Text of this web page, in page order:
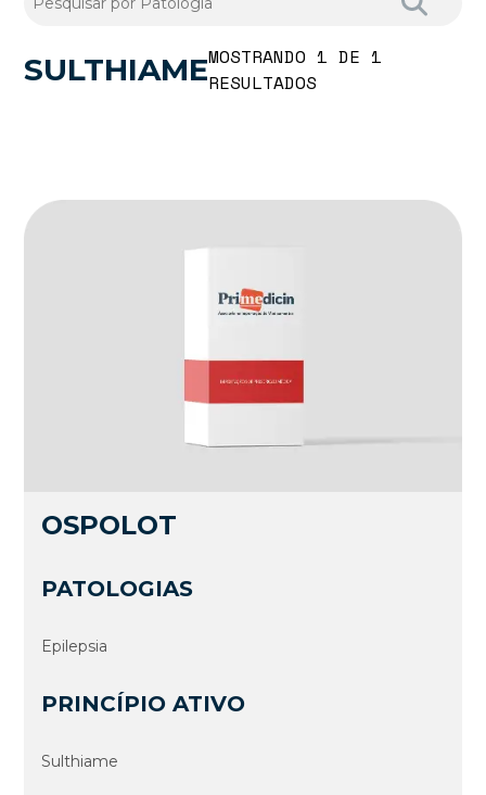
SULTHIAMEMOSTRANDO 1 DE 1
RESULTADOS
OSPOLOT
PATOLOGIAS
Epilepsia
PRINCÍPIO ATIVO
Sulthiame